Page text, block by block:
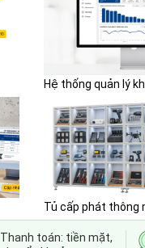
Hệ thống quản lý
Tủ cấp phát thông
Thanh toán: tiền mặt,